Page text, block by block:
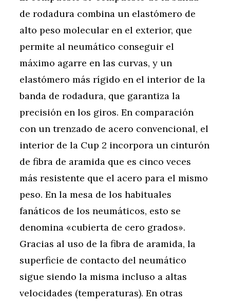
de rodadura combina un elastómero de
alto peso molecular en el exterior, que
permite al neumático conseguir el
máximo agarre en las curvas, y un
elastómero más rígido en el interior de la
banda de rodadura, que garantiza la
precisión en los giros. En comparación
con un trenzado de acero convencional, el
interior de la Cup 2 incorpora un cinturón
de fibra de aramida que es cinco veces
más resistente que el acero para el mismo
peso. En la mesa de los habituales
fanáticos de los neumáticos, esto se
denomina «cubierta de cero grados».
Gracias al uso de la fibra de aramida, la
superficie de contacto del neumático
sigue siendo la misma incluso a altas
velocidades (temperaturas). En otras